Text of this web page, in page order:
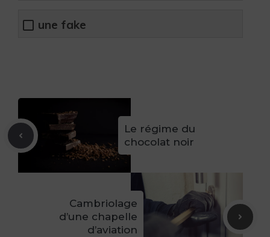
une fake
Le régime du
chocolat noir
Cambriolage
d’une chapelle
d’aviation